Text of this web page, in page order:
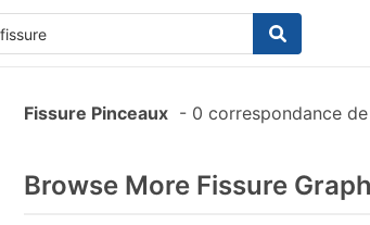
Fissure Pinceaux - 0 correspondance
Browse More Fissure